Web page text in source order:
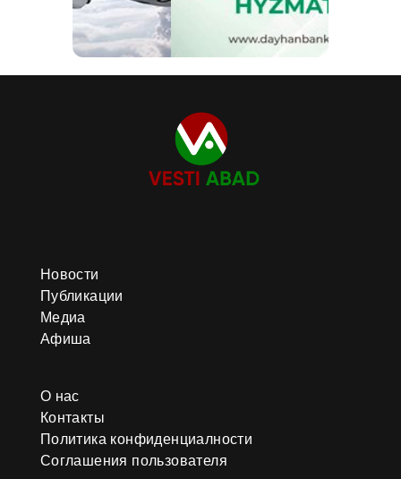
Новости
Публикации
Медиа
Афиша
О нас
Контакты
Политика конфиденциалности
Соглашения пользователя